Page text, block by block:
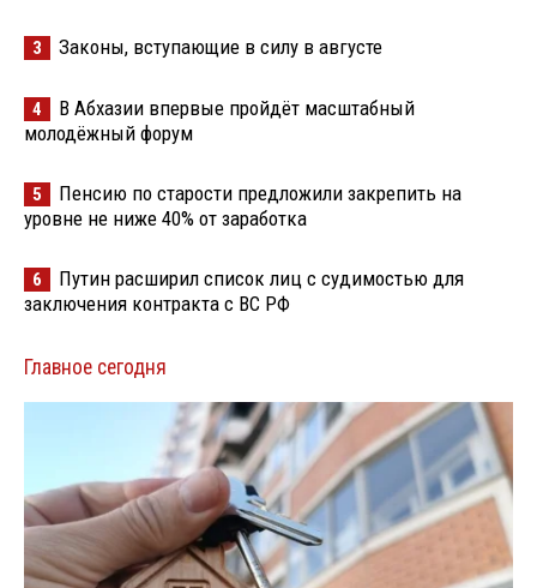
3 Законы, вступающие в силу в августе
4
В Абхазии впервые пройдёт масштабный
молодёжный форум
5
Пенсию по старости предложили закрепить на
уровне не ниже 40% от заработка
6
Путин расширил список лиц с судимостью для
заключения контракта с ВС РФ
Главное сегодня